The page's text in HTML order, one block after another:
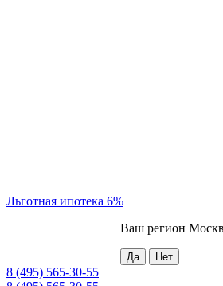
Льготная ипотека 6%
Ваш регион
8 (495) 565-30-55